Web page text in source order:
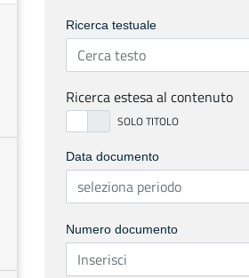
Ricerca testuale
Ricerca estesa al contenuto
Data documento
Numero documento